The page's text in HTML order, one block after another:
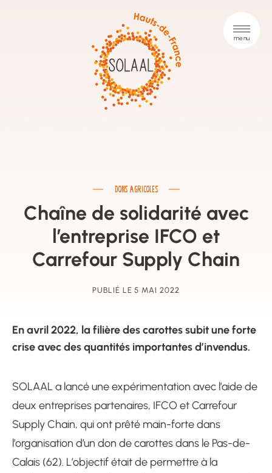
DONS AGRICOLES
Chaîne de solidarité avec
l’entreprise IFCO et
Carrefour Supply Chain
PUBLIÉ LE 5 MAI 2022
En avril 2022, la filière des carottes subit une forte
crise avec des quantités importantes d’invendus.
SOLAAL a lancé une expérimentation avec l’aide de
deux entreprises partenaires, IFCO et Carrefour
Supply Chain, qui ont prêté main-forte dans
l’organisation d’un don de carottes dans le Pas-de-
Calais (62). L’objectif était de permettre à la